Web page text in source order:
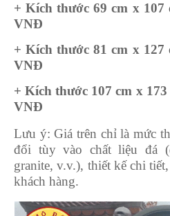
+ Kích thước 69 cm x 107
VNĐ
+ Kích thước 81 cm x 127
VNĐ
+ Kích thước 107 cm x 173
VNĐ
Lưu ý: Giá trên chỉ là mức
đổi tùy vào chất liệu đá
granite, v.v.), thiết kế chi
khách hàng.